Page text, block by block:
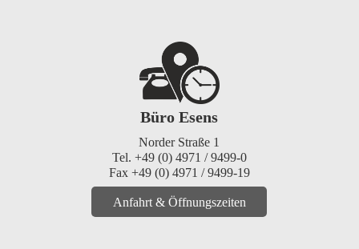
Büro Esens
Norder Straße 1
Tel. +49 (0) 4971 / 9499-0
Fax +49 (0) 4971 / 9499-19
Anfahrt & Öffnungszeiten